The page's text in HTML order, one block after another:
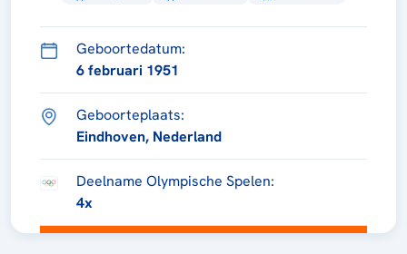
Geboortedatum:
6 februari 1951
Geboorteplaats:
Eindhoven, Nederland
Deelname Olympische Spelen:
4x